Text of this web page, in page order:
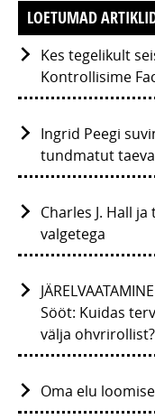
LOETUMAD
Kes tegelikult
Kontrollisime
Ingrid Peegi
tundmatut
Charles J. Hall
valgetega
Sööt: Kuidas
välja ohvrirollist?
Oma elu